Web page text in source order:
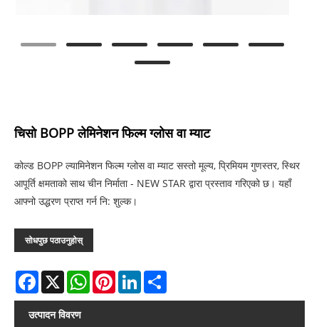
चिसो BOPP लेमिनेशन फिल्म ग्लोस वा म्याट
कोल्ड BOPP ल्यामिनेशन फिल्म ग्लोस वा म्याट सस्तो मूल्य, प्रिमियम गुणस्तर, स्थिर
आपूर्ति क्षमताको साथ चीन निर्माता - NEW STAR द्वारा प्रस्ताव गरिएको छ। यहाँ
आफ्नो उद्धरण प्राप्त गर्न नि: शुल्क।
सोधपुछ पठाउनुहोस्
Facebook
X WhatsAppPinterestLinkedIn
उत्पादन विवरण